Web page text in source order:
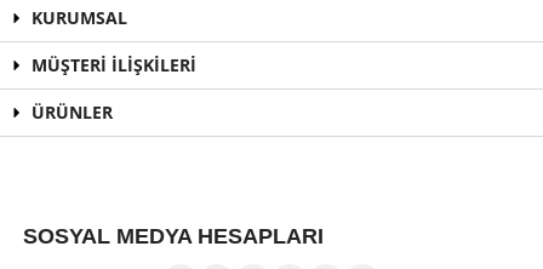
KURUMSAL
MÜŞTERİ İLİŞKİLERİ
ÜRÜNLER
SOSYAL MEDYA HESAPLARI